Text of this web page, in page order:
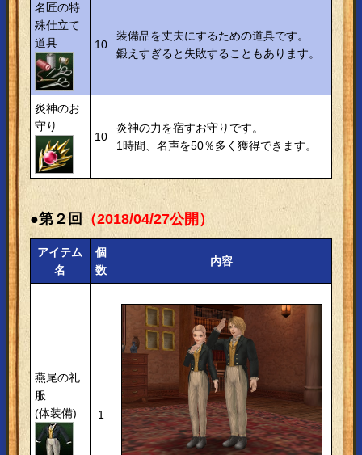
名匠の特
殊仕立て
道具
10
装備品を丈夫にするための道具です。
鍛えすぎると失敗することもあります。
炎神のお
守り
10
炎神の力を宿すお守りです。
1時間、名声を50％多く獲得できます。
●第２回（2018/04/27公開）
アイテム
名
個
数
内容
燕尾の礼
服
(体装備)
1